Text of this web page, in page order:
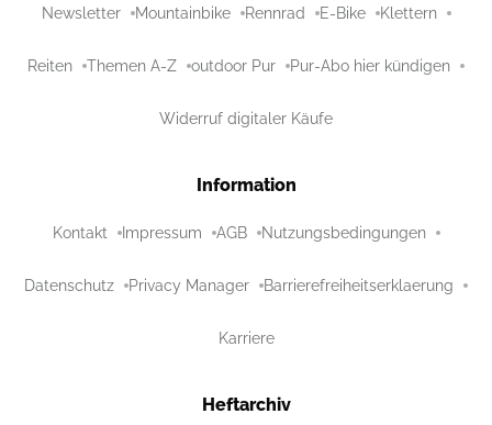
Newsletter Mountainbike Rennrad E-Bike Klettern
Reiten Themen A-Z outdoor Pur Pur-Abo hier kündigen
Widerruf digitaler Käufe
Information
Kontakt Impressum AGB Nutzungsbedingungen
Datenschutz Privacy Manager Barrierefreiheitserklaerung
Karriere
Heftarchiv